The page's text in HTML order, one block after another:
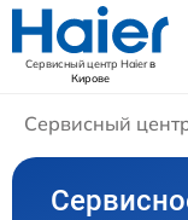
Сервисный центр Haierв
Кирове
Сервисный